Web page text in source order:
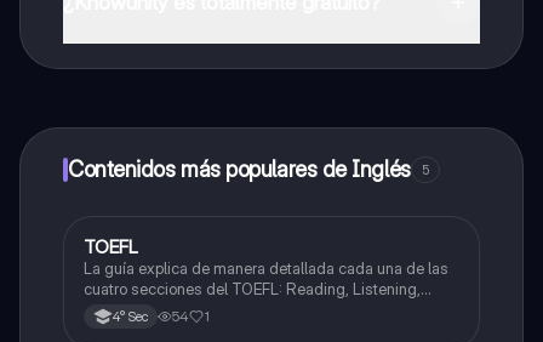
a determinadas funciones.
Contenidos más populares de Inglés 5
Inglés
TOEFL
La guía explica de manera detallada cada una de las
cuatro secciones del TOEFL: Reading, Listening,
Speaking y Writing, ayudando al estudiante a
comprender cómo funciona el examen, qué se evalúa
4° Sec 54 1